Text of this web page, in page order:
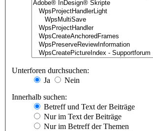
Unterforen durchsuchen:
Ja
Nein
Innerhalb suchen:
Betreff und Text der Beiträge
Nur im Text der Beiträge
Nur im Betreff der Themen